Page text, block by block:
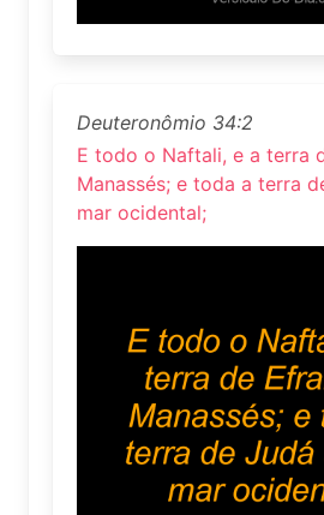
Deuteronômio 34:2
E todo o Naftali, e a terra
Manassés; e toda a terra
mar ocidental;